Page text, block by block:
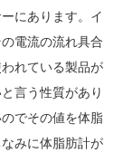
にあります。イ
電流の流れ具合
れている製品が
言う性質があり
でその値を体脂
みに体脂肪計が